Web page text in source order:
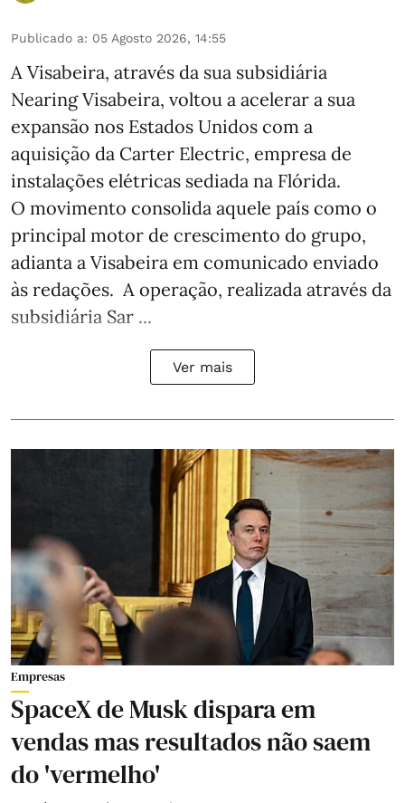
Publicado a: 05 Agosto 2026, 14:55
A Visabeira, através da sua subsidiária
Nearing Visabeira, voltou a acelerar a sua
expansão nos Estados Unidos com a
aquisição da Carter Electric, empresa de
instalações elétricas sediada na Flórida.
O movimento consolida aquele país como o
principal motor de crescimento do grupo,
adianta a Visabeira em comunicado enviado
às redações. A operação, realizada através da
subsidiária Sar ...
Ver mais
Empresas
SpaceX de Musk dispara em
vendas mas resultados não saem
do 'vermelho'